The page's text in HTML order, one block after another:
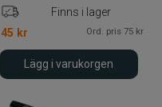
Finns i lager
45 kr Ord. pris 75 kr
Lägg i varukorgen